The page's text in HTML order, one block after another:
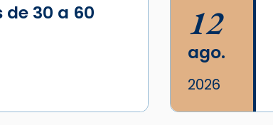
30 a 60
12
ago.
2026